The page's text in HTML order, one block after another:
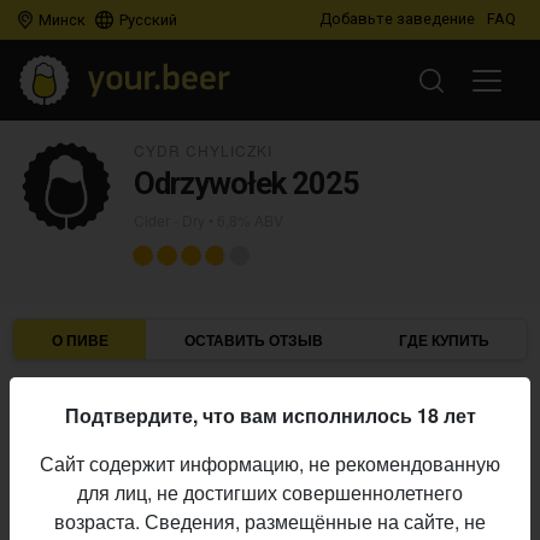
Минск Русский Добавьте заведение FAQ
Odrzywołek 2025
О ПИВЕ ОСТАВИТЬ ОТЗЫВ ГДЕ КУПИТЬ
Пивоварня:
Алкоголь:
6,8%
Начало
выпуска:
30.06.2026
Подтвердите, что вам исполнилось 18 лет
Сайт содержит информацию, не рекомендованную
для лиц, не достигших совершеннолетнего
возраста. Сведения, размещённые на сайте, не